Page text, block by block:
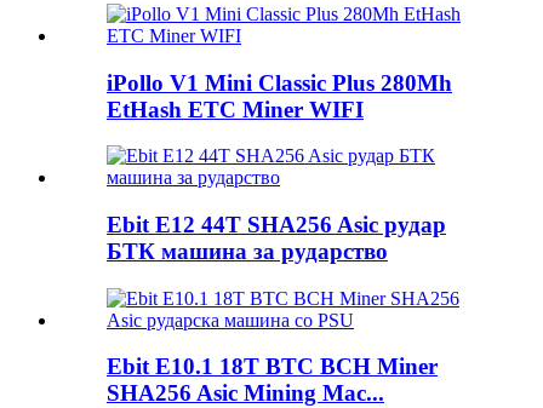
iPollo V1 Mini Classic Plus 280Mh
EtHash ETC Miner WIFI
Ebit E12 44T SHA256 Asic рудар
БТК машина за рударство
Ebit E10.1 18T BTC BCH Miner
SHA256 Asic Mining Mac...